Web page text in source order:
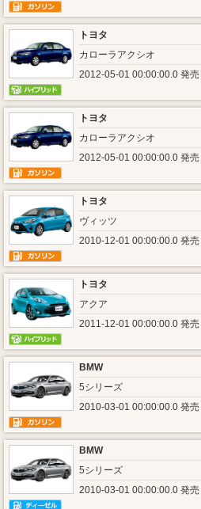
トヨタ
カローラアクシオ
2012-05-01 00:00:00.0 発売
トヨタ
カローラアクシオ
2012-05-01 00:00:00.0 発売
トヨタ
ヴィッツ
2010-12-01 00:00:00.0 発売
トヨタ
アクア
2011-12-01 00:00:00.0 発売
BMW
5シリーズ
2010-03-01 00:00:00.0 発売
BMW
5シリーズ
2010-03-01 00:00:00.0 発売